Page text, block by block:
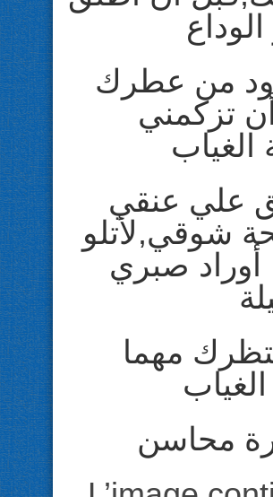
من عطرك
تزكمني
الغياب
علي عنقي
شوقي,لأتلو
أوراد صبري
مهما
محاسن